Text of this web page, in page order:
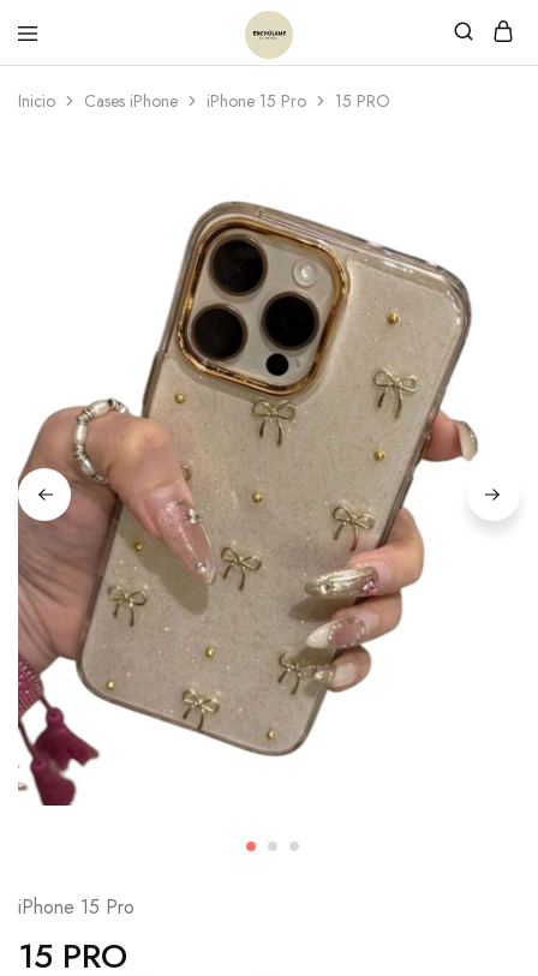
Inicio Cases iPhone iPhone 15 Pro 15 PRO
iPhone 15 Pro
15 PRO